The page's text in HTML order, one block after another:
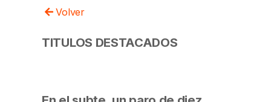
Volver
TITULOS DESTACADOS